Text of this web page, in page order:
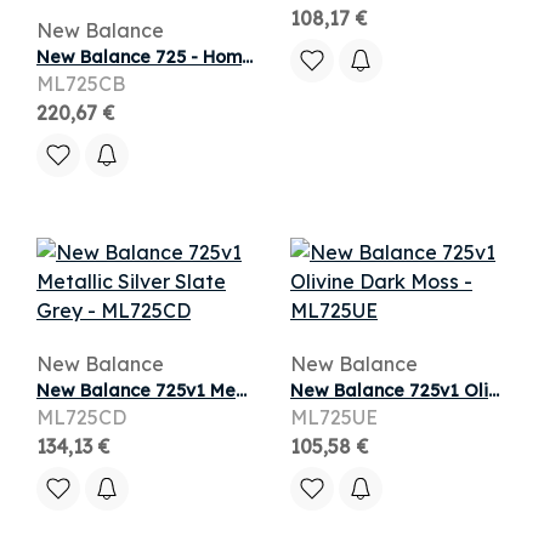
New Balance
New Balance 725 - Homme Chaussures
ML725CB
220,67 €
108,17 €
New Balance
New Balance 725v1 Metallic Silver Slate Grey
ML725CD
134,13 €
New Balance
New Balance 725v1 Olivine Dark Moss
ML725UE
105,58 €